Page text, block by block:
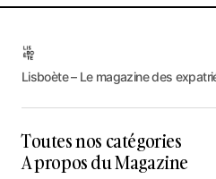
Lisboète – Le magazine des
Toutes nos catégories
A propos du Magazine